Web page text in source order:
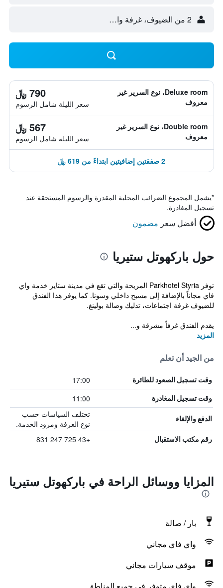
2 من الضيوف، غرفة واحدة
Deluxe room، نوع السرير غير
معروف
790 ﷼
سعر الليلة شامل الرسوم
Double room، نوع السرير غير
معروف
567 ﷼
سعر الليلة شامل الرسوم
2 صفقتين إضافيتين ابتداءً من 619 ﷼
*يشمل المجموع الضرائب المحلية المقدرة والرسوم المستحقة عند
تسجيل المغادرة.
أفضل سعر مضمون
حول باركهوتل ستيريا
توفر Parkhotel Styria المريحة والتي تقع في مدينة ستاير خدمة واي
فاي مجاناً بالإضافة إلى مسبح داخلي وسونا. كما يوفر هذا الفندق
للضيوف غرفة اجتماعات، تدليك وصالة بولينغ.
يقدم الفندق غرفاً مشرقة و...
المزيد
من الجيد أن تعلم
وقت تسجيل الصعود للطائرة 17:00
وقت تسجيل المغادرة 11:00
الدفع والإلغاء
تختلف السياسات حسب
نوع الغرفة ومزود الخدمة.
رقم مكتب الاستقبال +43 725 247 831
المزايا ووسائل الراحة في باركهوتل ستيريا
بار / صالة
واي فاي مجاني
موقف سيارات مجاني